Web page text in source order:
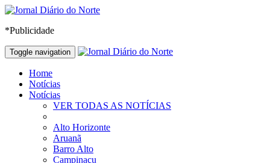
*Publicidade
Toggle navigation
Home
Notícias
Notícias
VER TODAS AS NOTÍCIAS
Alto Horizonte
Aruanã
Barro Alto
Campinaçu